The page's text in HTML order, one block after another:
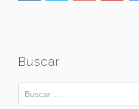
Buscar